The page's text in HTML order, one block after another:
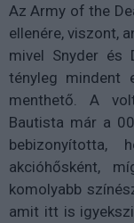
Az Army of the
ellenére, viszont,
mivel Snyder és
tényleg mindent
menthető. A
Bautista már a
bebizonyította,
akcióhősként,
komolyabb
amit itt is